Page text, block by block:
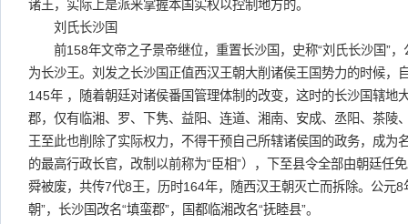
诸王，实际上是派来掌握本国实权以控制地方的。
刘氏长沙国
前158年文帝之子景帝继位，重置长沙国，史称“刘氏长沙国”，
为长沙王。刘发之长沙国正值西汉王朝大削诸侯王国势力的时候，
145年 ，随着朝廷对诸侯番国管理体制的改变，这时的长沙国辖地
郡，仅有临湘、罗、下隽、益阳、连道、湘南、安成、丞阳、茶陵
王至此也削除了实际权力，不得干预自己所辖诸侯国的政务，成为
的最高行政长官，改制以前称为“臣相”），下至县令全部由朝廷任
舜被废，共传7代8王，历时164年，随西汉王朝灭亡而拆除。公元8
朝”，长沙国改名“填蛮郡”，国都临湘改名“抚睦县”。